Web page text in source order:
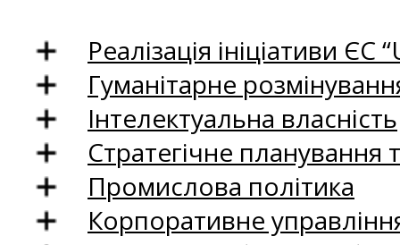
Реалізація ініціативи ЄС
Гуманітарне
Інтелектуальна власність
Стратегічне
Промислова політика
Корпоративне